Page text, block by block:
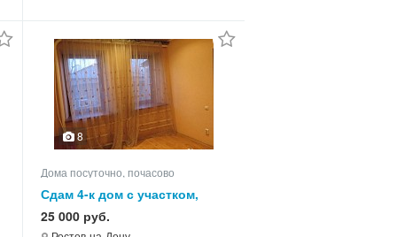
8
Дома посуточно, почасово
Сдам 4-к дом с участком,
110.0 кв.м, этажей 1
25 000 руб.